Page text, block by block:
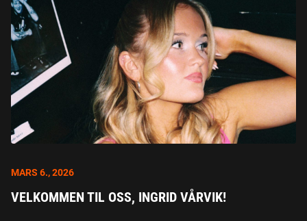
MARS 6., 2026
VELKOMMEN TIL OSS, INGRID VÅRVIK!